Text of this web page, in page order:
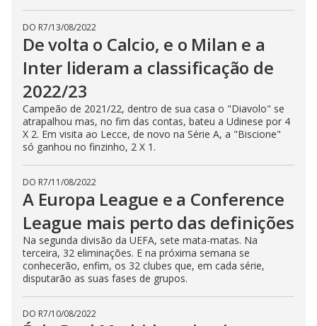
DO R7/13/08/2022
De volta o Calcio, e o Milan e a
Inter lideram a classificação de
2022/23
Campeão de 2021/22, dentro de sua casa o "Diavolo" se
atrapalhou mas, no fim das contas, bateu a Udinese por 4
X 2. Em visita ao Lecce, de novo na Série A, a "Biscione"
só ganhou no finzinho, 2 X 1.
DO R7/11/08/2022
A Europa League e a Conference
League mais perto das definições
Na segunda divisão da UEFA, sete mata-matas. Na
terceira, 32 eliminações. E na próxima semana se
conhecerão, enfim, os 32 clubes que, em cada série,
disputarão as suas fases de grupos.
DO R7/10/08/2022